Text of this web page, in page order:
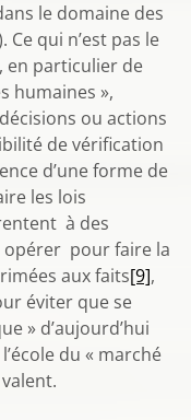
le domaine des
qui n’est pas le
en particulier de
humaines »,
ou actions
de vérification
d’une forme de
les lois
à des
pour faire la
aux faits[9],
éviter que se
» d’aujourd’hui
du « marché